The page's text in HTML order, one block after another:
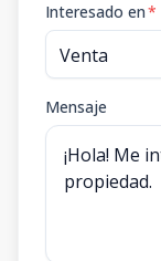
Interesado en*
Mensaje